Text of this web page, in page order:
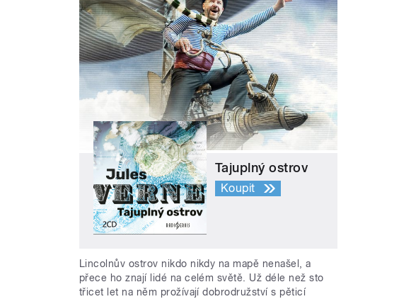
Tajuplný ostrov
Koupit
Lincolnův ostrov nikdo nikdy na mapě nenašel, a
přece ho znají lidé na celém světě. Už déle než sto
třicet let na něm prožívají dobrodružství s pěticí